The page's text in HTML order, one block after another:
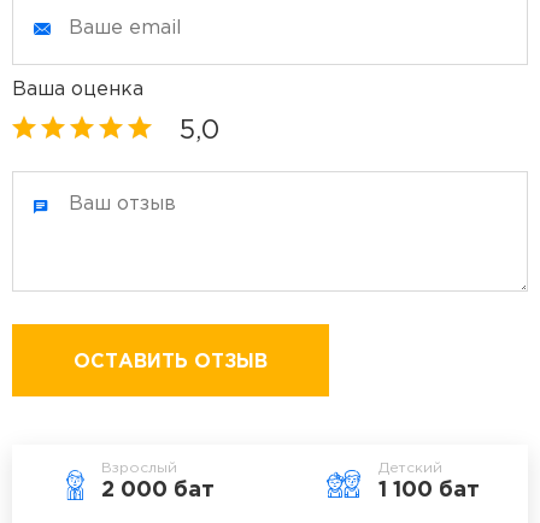
Ваша оценка
5,0
ОСТАВИТЬ ОТЗЫВ
Взрослый
2 000 бат
Детский
1 100 бат